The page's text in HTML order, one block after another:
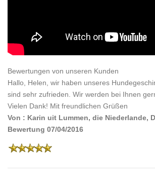
Bewertungen von unseren Kunden
Hallo, Helen, wir haben unseres
sind sehr zufrieden. Wir werden bei Ihnen
Vielen Dank! Mit freundlichen Grüßen
Von : Karin uit Lummen, die Niederlande,
Bewertung 07/04/2016